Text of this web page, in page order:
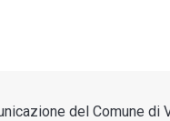
del Comune